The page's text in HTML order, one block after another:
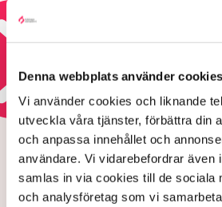
Denna webbplats använder cookies
Vi använder cookies och liknande
utveckla våra tjänster, förbättra din
och anpassa innehållet och
användare. Vi vidarebefordrar även
samlas in via cookies till de sociala
och analysföretag som vi
HOTEN MOT ÄGANDERÄTTEN
Polisens svar efter
Grimsås: ”Flera
och avlägsnats”